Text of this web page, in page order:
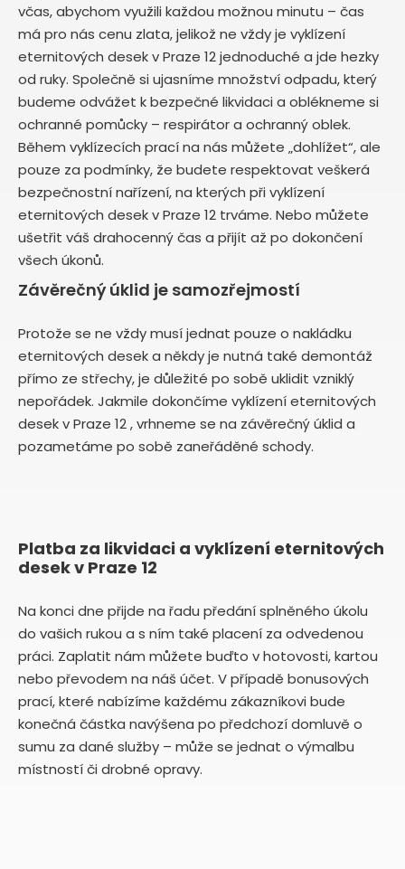
včas, abychom využili každou možnou minutu – čas
má pro nás cenu zlata, jelikož ne vždy je vyklízení
eternitových desek v Praze 12 jednoduché a jde hezky
od ruky. Společně si ujasníme množství odpadu, který
budeme odvážet k bezpečné likvidaci a oblékneme si
ochranné pomůcky – respirátor a ochranný oblek.
Během vyklízecích prací na nás můžete „dohlížet“, ale
pouze za podmínky, že budete respektovat veškerá
bezpečnostní nařízení, na kterých při vyklízení
eternitových desek v Praze 12 trváme. Nebo můžete
ušetřit váš drahocenný čas a přijít až po dokončení
všech úkonů.
Závěrečný úklid je samozřejmostí
Protože se ne vždy musí jednat pouze o nakládku
eternitových desek a někdy je nutná také demontáž
přímo ze střechy, je důležité po sobě uklidit vzniklý
nepořádek. Jakmile dokončíme vyklízení eternitových
desek v Praze 12 , vrhneme se na závěrečný úklid a
pozametáme po sobě zaneřáděné schody.
Platba za likvidaci a vyklízení eternitových
desek v Praze 12
Na konci dne přijde na řadu předání splněného úkolu
do vašich rukou a s ním také placení za odvedenou
práci. Zaplatit nám můžete buďto v hotovosti, kartou
nebo převodem na náš účet. V případě bonusových
prací, které nabízíme každému zákazníkovi bude
konečná částka navýšena po předchozí domluvě o
sumu za dané služby – může se jednat o výmalbu
místností či drobné opravy.